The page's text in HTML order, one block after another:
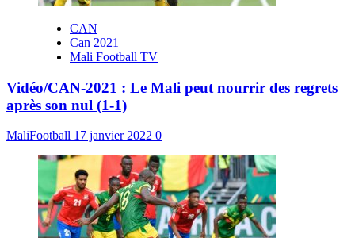
CAN
Can 2021
Mali Football TV
Vidéo/CAN-2021 : Le Mali peut nourrir des regrets
après son nul (1-1)
MaliFootball 17 janvier 2022 0